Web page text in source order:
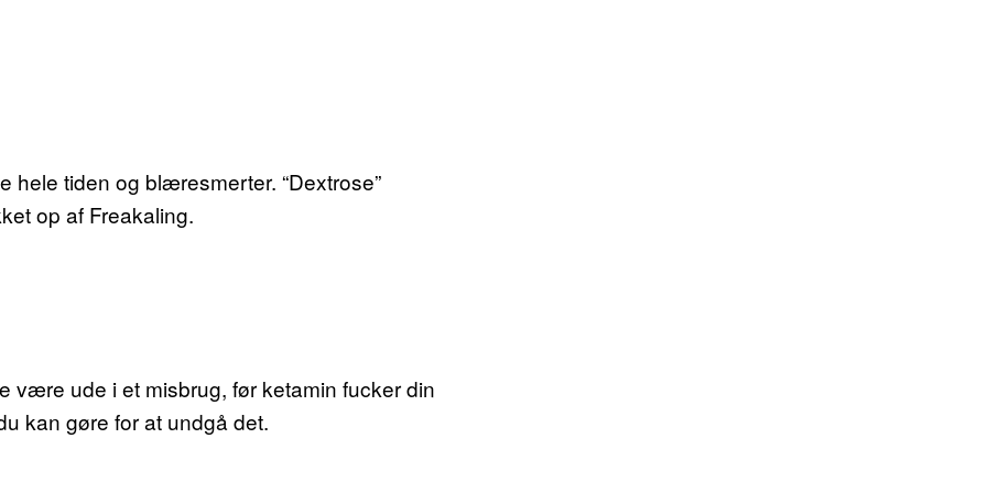
hele tiden og blæresmerter. “Dextrose”
op af Freakaling.
ude i et misbrug, før ketamin fucker din
kan gøre for at undgå det.